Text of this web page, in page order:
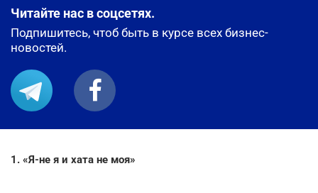
Читайте нас в соцсетях.
Подпишитесь, чтоб быть в курсе всех бизнес-
новостей.
1. «Я-не я и хата не моя»